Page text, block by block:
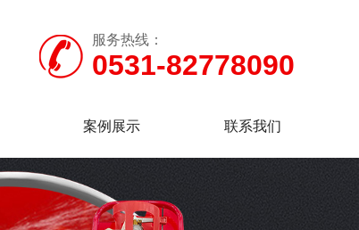
服务热线：
0531-82778090
案例展示 联系我们